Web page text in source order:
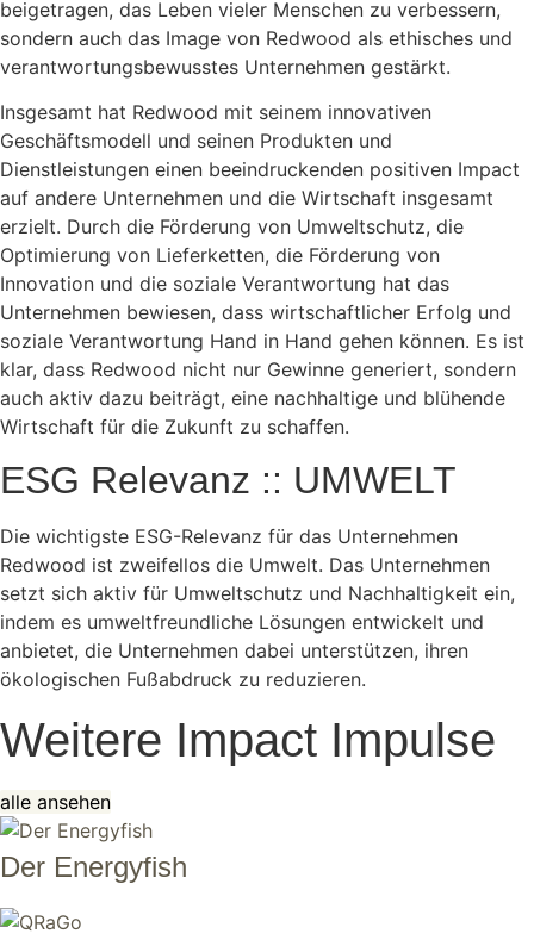
beigetragen, das Leben vieler Menschen zu verbessern,
sondern auch das Image von Redwood als ethisches und
verantwortungsbewusstes Unternehmen gestärkt.
Insgesamt hat Redwood mit seinem innovativen
Geschäftsmodell und seinen Produkten und
Dienstleistungen einen beeindruckenden positiven Impact
auf andere Unternehmen und die Wirtschaft insgesamt
erzielt. Durch die Förderung von Umweltschutz, die
Optimierung von Lieferketten, die Förderung von
Innovation und die soziale Verantwortung hat das
Unternehmen bewiesen, dass wirtschaftlicher Erfolg und
soziale Verantwortung Hand in Hand gehen können. Es ist
klar, dass Redwood nicht nur Gewinne generiert, sondern
auch aktiv dazu beiträgt, eine nachhaltige und blühende
Wirtschaft für die Zukunft zu schaffen.
ESG Relevanz :: UMWELT
Die wichtigste ESG-Relevanz für das Unternehmen
Redwood ist zweifellos die Umwelt. Das Unternehmen
setzt sich aktiv für Umweltschutz und Nachhaltigkeit ein,
indem es umweltfreundliche Lösungen entwickelt und
anbietet, die Unternehmen dabei unterstützen, ihren
ökologischen Fußabdruck zu reduzieren.
Weitere Impact Impulse
alle ansehen
Der Energyfish